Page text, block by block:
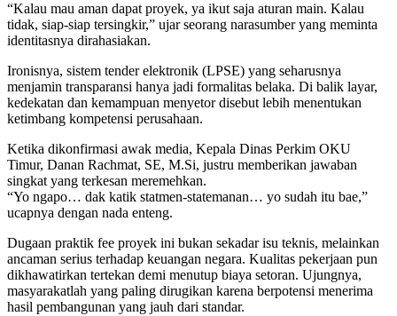
“Kalau mau aman dapat proyek, ya ikut saja aturan main. Kalau
tidak, siap-siap tersingkir,” ujar seorang narasumber yang meminta
identitasnya dirahasiakan.
Ironisnya, sistem tender elektronik (LPSE) yang seharusnya
menjamin transparansi hanya jadi formalitas belaka. Di balik layar,
kedekatan dan kemampuan menyetor disebut lebih menentukan
ketimbang kompetensi perusahaan.
Ketika dikonfirmasi awak media, Kepala Dinas Perkim OKU
Timur, Danan Rachmat, SE, M.Si, justru memberikan jawaban
singkat yang terkesan meremehkan.
“Yo ngapo… dak katik statmen-statemanan… yo sudah itu bae,”
ucapnya dengan nada enteng.
Dugaan praktik fee proyek ini bukan sekadar isu teknis, melainkan
ancaman serius terhadap keuangan negara. Kualitas pekerjaan pun
dikhawatirkan tertekan demi menutup biaya setoran. Ujungnya,
masyarakatlah yang paling dirugikan karena berpotensi menerima
hasil pembangunan yang jauh dari standar.